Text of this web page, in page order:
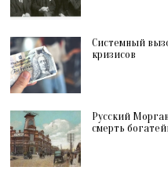
Системный
кризисов
Русский
смерть